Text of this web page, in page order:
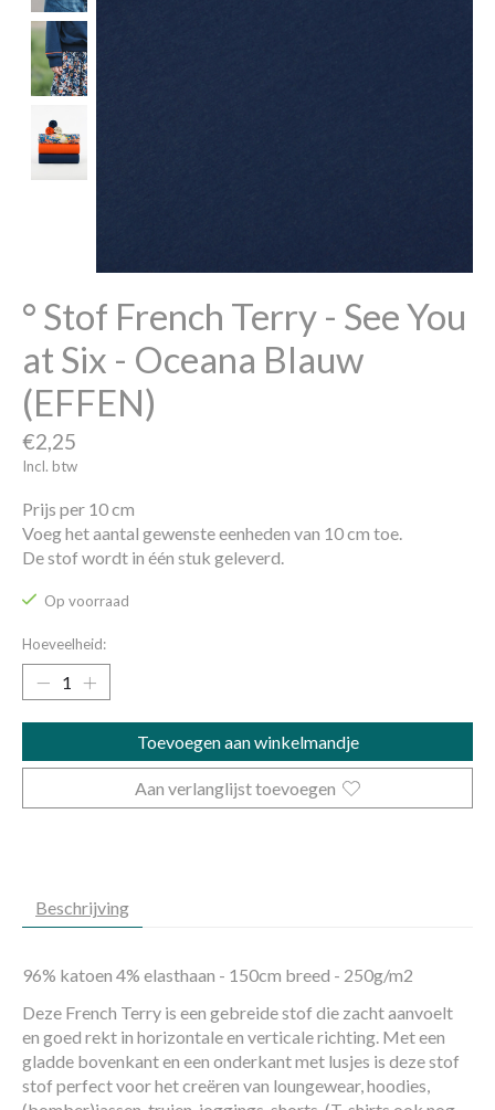
° Stof French Terry - See You
at Six - Oceana Blauw
(EFFEN)
€2,25
Incl. btw
Prijs per 10 cm
Voeg het aantal gewenste eenheden van 10 cm toe.
De stof wordt in één stuk geleverd.
Op voorraad
Hoeveelheid:
Toevoegen aan winkelmandje
Aan verlanglijst toevoegen
Beschrijving
96% katoen 4% elasthaan - 150cm breed - 250g/m2
Deze French Terry is een gebreide stof die zacht aanvoelt
en goed rekt in horizontale en verticale richting. Met een
gladde bovenkant en een onderkant met lusjes is deze stof
stof perfect voor het creëren van loungewear, hoodies,